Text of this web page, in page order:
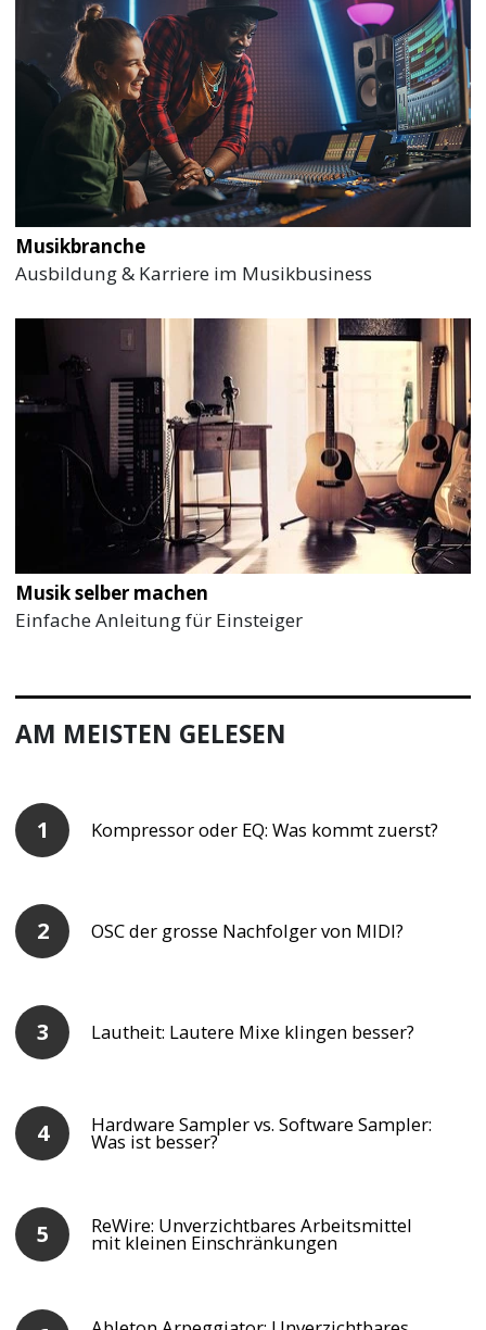
Musikbranche
Ausbildung & Karriere im Musikbusiness
Musik selber machen
Einfache Anleitung für Einsteiger
AM MEISTEN GELESEN
Kompressor oder EQ: Was kommt zuerst?
OSC der grosse Nachfolger von MIDI?
Lautheit: Lautere Mixe klingen besser?
Hardware Sampler vs. Software Sampler:
Was ist besser?
ReWire: Unverzichtbares Arbeitsmittel
mit kleinen Einschränkungen